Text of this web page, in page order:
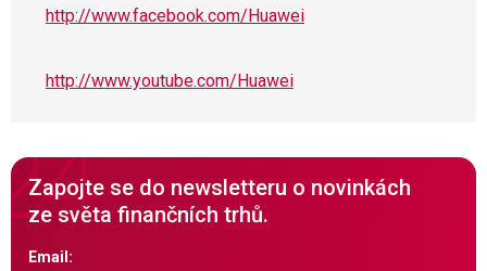
http://www.facebook.com/Huawei
http://www.youtube.com/Huawei
Zapojte se do newsletteru o novinkách
ze světa finančních trhů.
Email: